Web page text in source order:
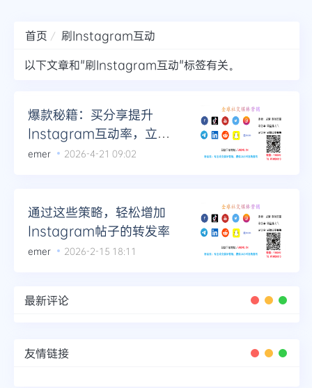
Twitter
Telegram
更多
首页
刷Instagram互动
以下文章和"刷Instagram互动"标签有关。
爆款秘籍：买分享提升
Instagram互动率，立马
吸引粉丝
emer 2026-4-21 09:02
通过这些策略，轻松增加
Instagram帖子的转发率
emer 2026-2-15 18:11
最新评论
友情链接